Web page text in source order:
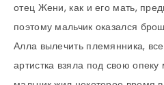
отец Жени, как и его мать,
поэтому мальчик оказался
Алла вылечить племянника,
артистка взяла под свою